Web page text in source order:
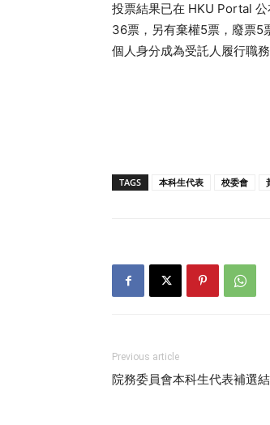
投票結果已在 HKU Portal
36票，另有棄權5票，廢票5
個人身分成為受託人履行職
TAGS 本科生代表 校委會
Previous article
院務委員會本科生代表補選